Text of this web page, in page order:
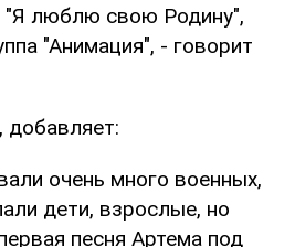
"Я люблю свою Родину",
"Анимация", - говорит
добавляет:
очень много военных,
дети, взрослые, но
песня Артема под